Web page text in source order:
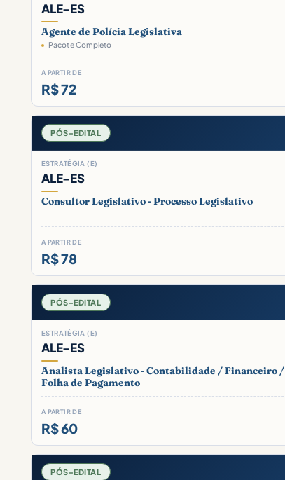
ALE-ES
Agente de Polícia Legislativa
Pacote Completo
A PARTIR DE
R$ 72
PÓS-EDITAL
ESTRATÉGIA (E)
ALE-ES
Consultor Legislativo - Processo Legislativo
A PARTIR DE
R$ 78
PÓS-EDITAL
ESTRATÉGIA (E)
ALE-ES
Analista Legislativo - Contabilidade / Financeiro /
Folha de Pagamento
A PARTIR DE
R$ 60
PÓS-EDITAL